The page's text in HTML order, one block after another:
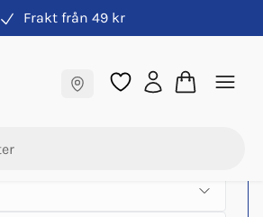
Frakt från 49 kr
pris online & i butik
till din båtmotor